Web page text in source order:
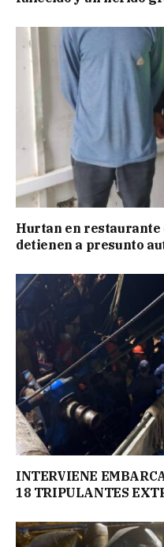
Hurtan en restaurante
detienen a presunto
INTERVIENE
18 TRIPULANTES